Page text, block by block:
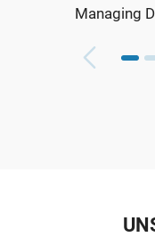
Managing